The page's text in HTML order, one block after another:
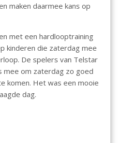
maken daarmee kans op
met een hardlooptraining
kinderen die zaterdag mee
De spelers van Telstar
mee om zaterdag zo goed
komen. Het was een mooie
dag.